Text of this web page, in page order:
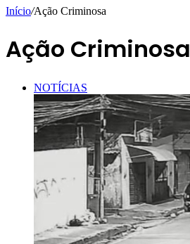
Início/Ação Criminosa
Ação Criminosa
NOTÍCIAS